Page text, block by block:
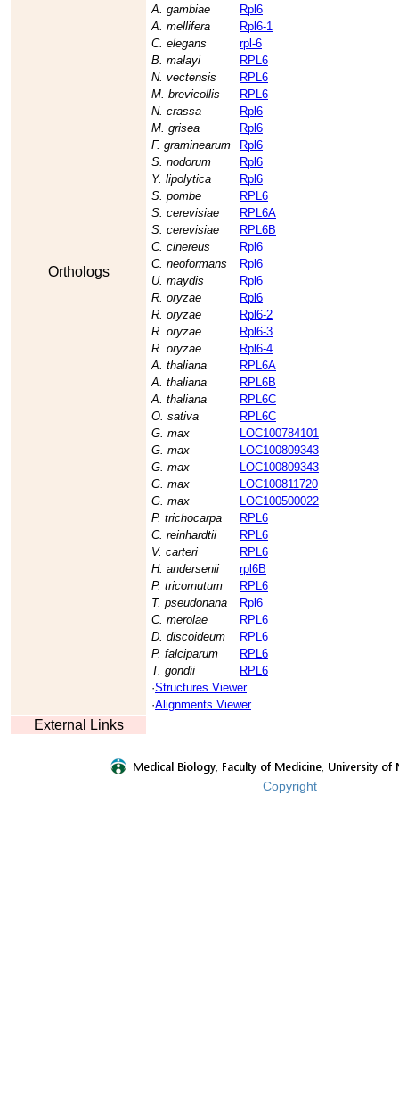
Orthologs
A. gambiae
Rpl6
A. mellifera
Rpl6-1
C. elegans
rpl-6
B. malayi
RPL6
N. vectensis
RPL6
M. brevicollis
RPL6
N. crassa
Rpl6
M. grisea
Rpl6
F. graminearum
Rpl6
S. nodorum
Rpl6
Y. lipolytica
Rpl6
S. pombe
RPL6
S. cerevisiae
RPL6A
S. cerevisiae
RPL6B
C. cinereus
Rpl6
C. neoformans
Rpl6
U. maydis
Rpl6
R. oryzae
Rpl6
R. oryzae
Rpl6-2
R. oryzae
Rpl6-3
R. oryzae
Rpl6-4
A. thaliana
RPL6A
A. thaliana
RPL6B
A. thaliana
RPL6C
O. sativa
RPL6C
G. max
LOC100784101
G. max
LOC100809343
G. max
LOC100809343
G. max
LOC100811720
G. max
LOC100500022
P. trichocarpa
RPL6
C. reinhardtii
RPL6
V. carteri
RPL6
H. andersenii
rpl6B
P. tricornutum
RPL6
T. pseudonana
Rpl6
C. merolae
RPL6
D. discoideum
RPL6
P. falciparum
RPL6
T. gondii
RPL6
·Structures Viewer
·Alignments Viewer
External Links
Copyright